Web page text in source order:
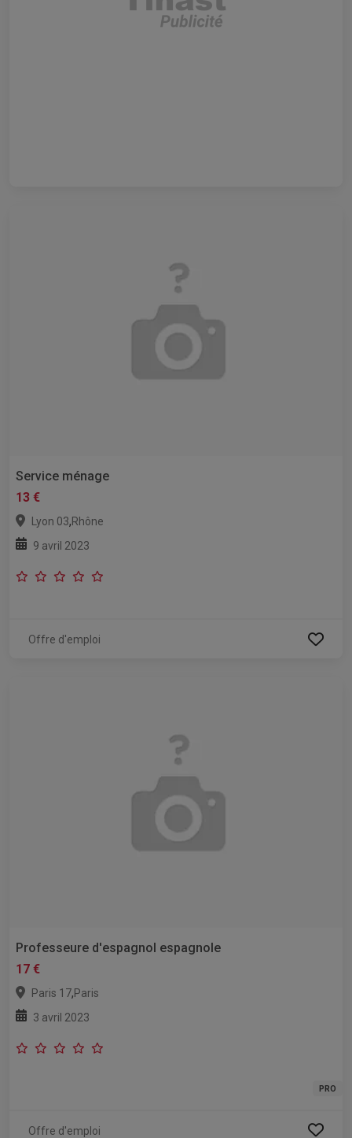
Service ménage
13 €
Lyon 03,Rhône
9 avril 2023
Offre d'emploi
Professeure d'espagnol espagnole
17 €
Paris 17,Paris
3 avril 2023
PRO
Offre d'emploi